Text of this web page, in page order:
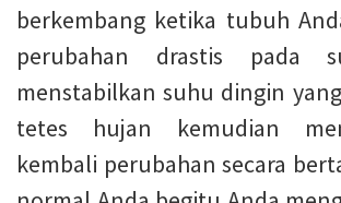
berkembang ketika tubuh
perubahan drastis pada
menstabilkan suhu dingin
tetes hujan kemudian
kembali perubahan secara